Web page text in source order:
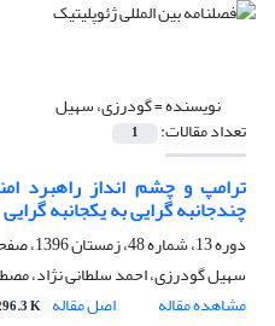
نویسنده =گودرزی، سهیل
تعداد مقالات: 1
ترامپ و چشم انداز راهبرد
چندجانبه گرایی به یکجانبه گرایی
دوره 13، شماره 48، زمستان 1396، صفحه
سهیل گودرزی، احمد سلطانی نژاد،
مشاهده مقاله
اصل مقاله K